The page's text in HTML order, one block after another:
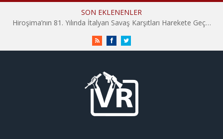
SON EKLENENLER
Hiroşima’nın 81. Yılında İtalyan Savaş Karşıtları Harekete Geçti: “Hatırlamak yeterli değil”
RSS FacebookTwitter